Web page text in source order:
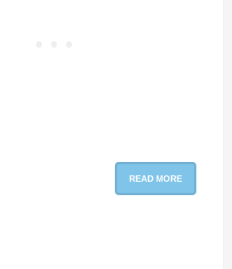
READ MORE